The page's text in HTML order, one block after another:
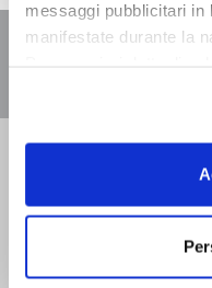
messaggi pubblicitari in
manifestate durante la
scelte privacy sui
dell’informativa cookie.
Chiudendo il banner
dei soli cookie tecnici.
il tuo consenso alla
ogni momentoRevoca
Via Bolognese 165,